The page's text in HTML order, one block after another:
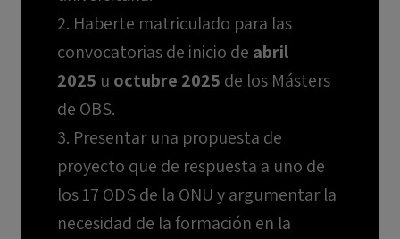
2. Haberte matriculado para las
convocatorias de inicio de abril
2025 u octubre 2025 de los Másters
de OBS.
3. Presentar una propuesta de
proyecto que de respuesta a uno de
los 17 ODS de la ONU y argumentar la
necesidad de la formación en la